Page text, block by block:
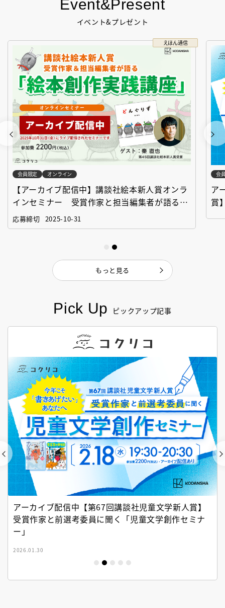
Pick Up ピックアップ記事
アーカイブ配信中【第67回講談社児童文学新人賞】
受賞作家と前選考委員に聞く「児童文学創作セミナ
ー」
2026.01.30
Event&Present
イベント&プレゼント
えほん通信
会員限定 オンライン
【アーカイブ配信中】講談社絵本新人賞オンラ
インセミナー 受賞作家と担当編集者が語る
「絵本創作実践講座」
応募締切 2025-10-31
会
ア
賞
もっと見る